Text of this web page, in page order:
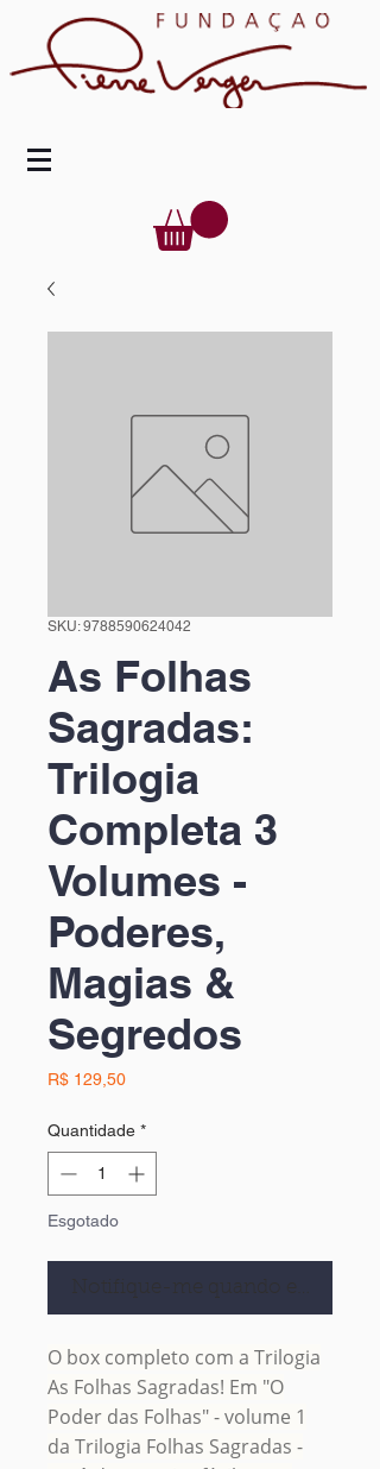
SKU: 9788590624042
As Folhas
Sagradas:
Trilogia
Completa 3
Volumes -
Poderes,
Magias &
Segredos
R$ 129,50Preço
Quantidade *
Esgotado
Notifique-me quando estiver
O box completo com a Trilogia
As Folhas Sagradas! Em "O
Poder das Folhas" - volume 1
da Trilogia Folhas Sagradas -